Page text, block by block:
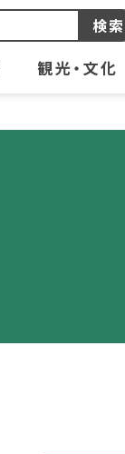
観光・文化
検索